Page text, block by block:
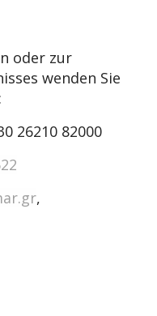
oder zur
wenden Sie
26210 82000
,